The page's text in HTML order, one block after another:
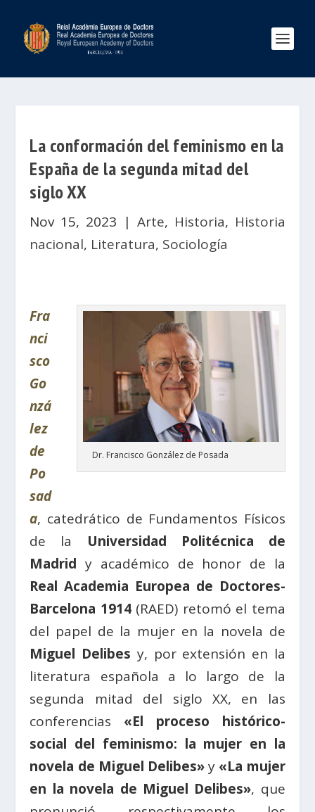
La conformación del feminismo en la
España de la segunda mitad del
siglo XX
Nov 15, 2023 | Arte, Historia, Historia
nacional, Literatura, Sociología
Dr. Francisco González de Posada
Fra
nci
sco
Go
nzá
lez
de
Po
sad
a, catedrático de Fundamentos Físicos
de la Universidad Politécnica de
Madridy académico de honor de la
Real Academia Europea de Doctores-
Barcelona 1914(RAED) retomó el tema
del papel de la mujer en la novela de
Miguel Delibes y, por extensión en la
literatura española a lo largo de la
segunda mitad del siglo XX, en las
conferencias «El proceso histórico-
social del feminismo: la mujer en la
novela de Miguel Delibes»y «La mujer
en la novela de Miguel Delibes», que